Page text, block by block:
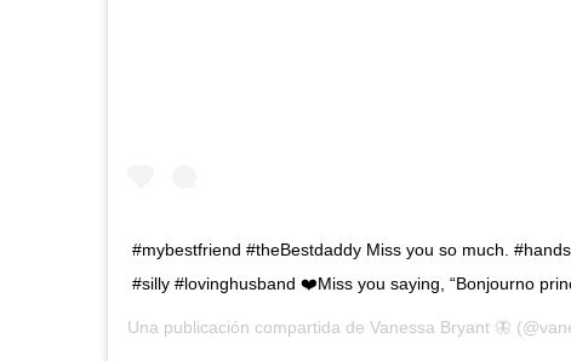
#mybestfriend #theBestdaddy Miss you so much.
#silly #lovinghusband ❤️Miss you saying, “Bonjourno
Una publicación compartida de Vanessa Bryant 🦋